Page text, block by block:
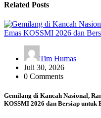
Related Posts
Tim Humas
Juli 30, 2026
0 Comments
Gemilang di Kancah Nasional,
KOSSMI 2026 dan Bersiap untuk